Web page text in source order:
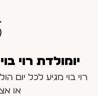
יומולדת רוי
רוי בוי מגיע לכל
או